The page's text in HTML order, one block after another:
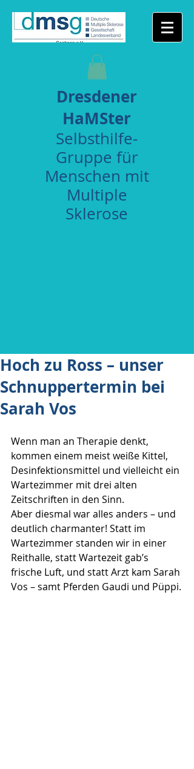
Dresdener
HaMSter
Selbsthilfe-
Gruppe für
Menschen mit
Multiple
Sklerose
Hoch zu Ross – unser
Schnuppertermin bei
Sarah Vos
Wenn man an Therapie denkt,
kommen einem meist weiße Kittel,
Desinfektionsmittel und vielleicht ein
Wartezimmer mit drei alten
Zeitschriften in den Sinn.
Aber diesmal war alles anders – und
deutlich charmanter! Statt im
Wartezimmer standen wir in einer
Reithalle, statt Wartezeit gab’s
frische Luft, und statt Arzt kam Sarah
Vos – samt Pferden Gaudi und Püppi.